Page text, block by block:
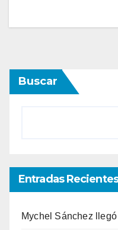
Buscar
Entradas Recientes
Mychel Sánchez